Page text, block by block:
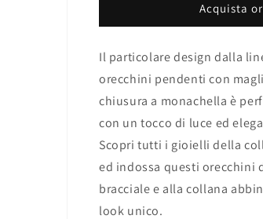
Dinamica
Acquista
Il particolare design dalla
orecchini pendenti con
chiusura a monachella è
con un tocco di luce ed
Scopri tutti i gioielli della
ed indossa questi orecchini
bracciale e alla collana
look unico.